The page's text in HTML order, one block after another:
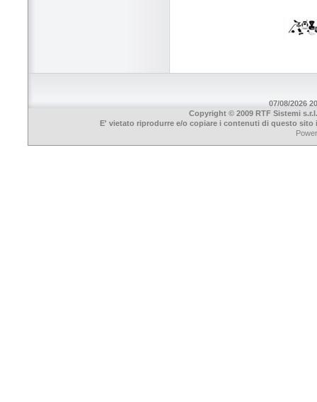
07/08/2026
Copyright © 2009 RTF Sistemi
E' vietato riprodurre e/o copiare i contenuti di questo